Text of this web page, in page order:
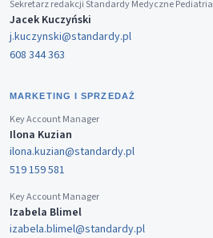
Sekretarz redakcji Standardy Medyczne Pediatria
Jacek Kuczyński
j.kuczynski@standardy.pl
608 344 363
MARKETING I SPRZEDAŻ
Key Account Manager
Ilona Kuzian
ilona.kuzian@standardy.pl
519 159 581
Key Account Manager
Izabela Blimel
izabela.blimel@standardy.pl